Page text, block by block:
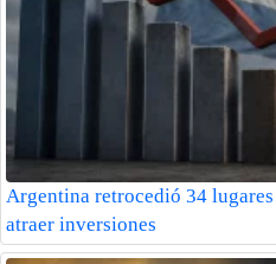
Argentina retrocedió 34
atraer inversiones